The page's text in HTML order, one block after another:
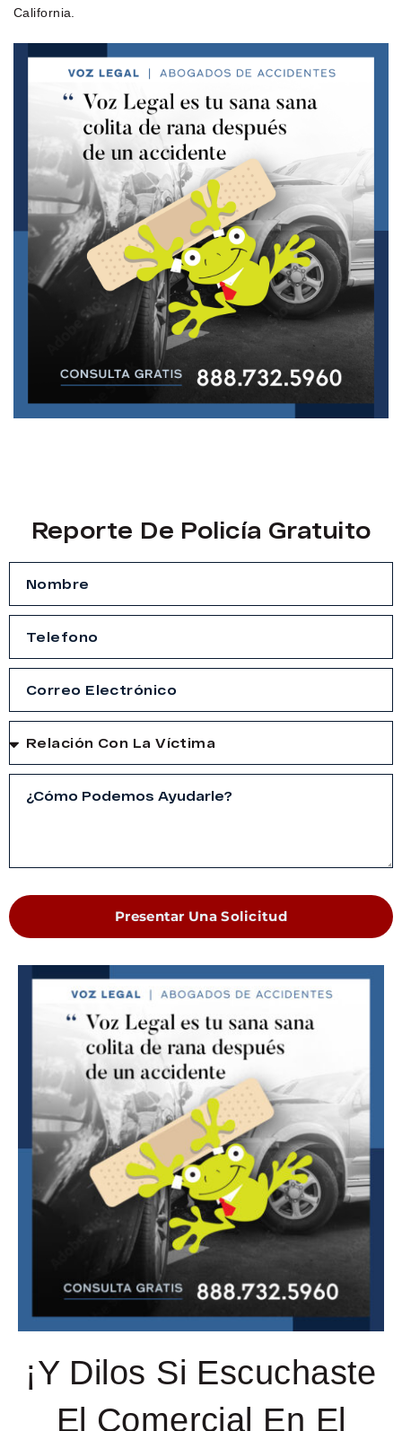
California.
Reporte De Policía Gratuito
Presentar Una Solicitud
¡Y Dilos Si Escuchaste
El Comercial En El